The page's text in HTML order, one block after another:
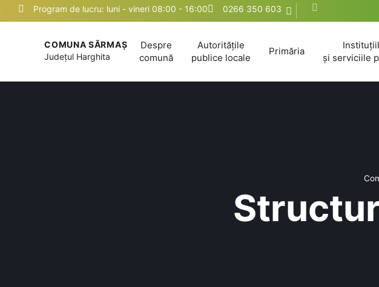
Program de lucru: luni - vineri 08:00 - 16:00 0266 350 603
COMUNA SĂRMAȘ
Județul Harghita
Despre
comună
Autoritățile
publice locale
Primăria
și serviciile